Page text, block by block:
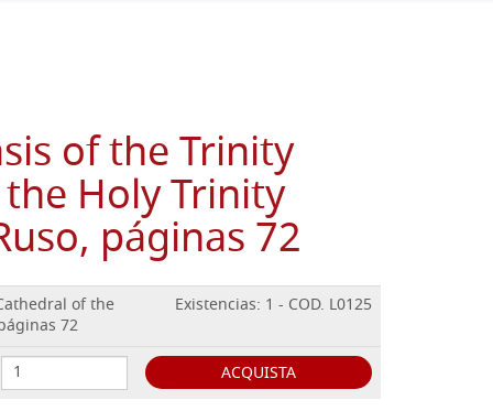
of the Trinity
Holy Trinity
páginas 72
of the
72
Existencias: 1 - COD. L0125
ACQUISTA